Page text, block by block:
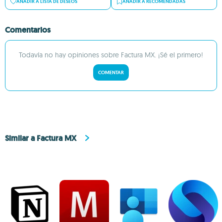
Comentarios
Todavía no hay opiniones sobre Factura MX. ¡Sé el primero!
COMENTAR
Similar a Factura MX